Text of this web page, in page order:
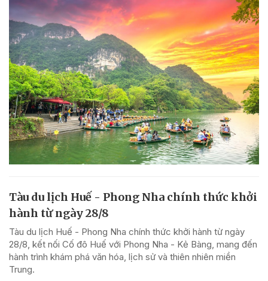
Tàu du lịch Huế - Phong Nha chính thức khởi
hành từ ngày 28/8
Tàu du lịch Huế - Phong Nha chính thức khởi hành từ ngày
28/8, kết nối Cố đô Huế với Phong Nha - Kẻ Bàng, mang đến
hành trình khám phá văn hóa, lịch sử và thiên nhiên miền
Trung.